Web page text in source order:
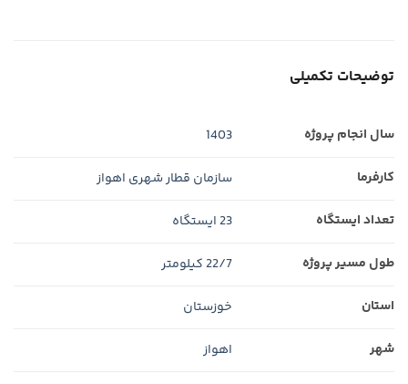
توضیحات تکمیلی
سال انجام پروژه 1403
کارفرما سازمان قطار شهری اهواز
تعداد ایستگاه 23 ایستگاه
طول مسیر پروژه 22/7 کیلومتر
استان خوزستان
شهر اهواز